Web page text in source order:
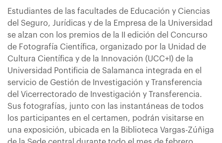
Estudiantes de las facultades de Educación y Ciencias
del Seguro, Jurídicas y de la Empresa de la Universidad
se alzan con los premios de la II edición del Concurso
de Fotografía Científica, organizado por la Unidad de
Cultura Científica y de la Innovación (UCC+I) de la
Universidad Pontificia de Salamanca integrada en el
servicio de Gestión de Investigación y Transferencia
del Vicerrectorado de Investigación y Transferencia.
Sus fotografías, junto con las instantáneas de todos
los participantes en el certamen, podrán visitarse en
una exposición, ubicada en la Biblioteca Vargas-Zúñiga